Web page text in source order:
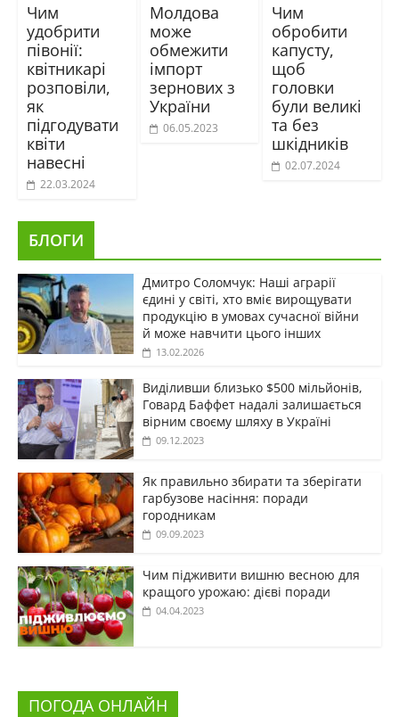
Чим
удобрити
півонії:
квітникарі
розповіли,
як
підгодувати
квіти
навесні
22.03.2024
Молдова
може
обмежити
імпорт
зернових з
України
06.05.2023
Чим
обробити
капусту,
щоб
головки
були великі
та без
шкідників
02.07.2024
БЛОГИ
Дмитро Соломчук: Наші аграрії
єдині у світі, хто вміє вирощувати
продукцію в умовах сучасної війни
й може навчити цього інших
13.02.2026
Виділивши близько $500 мільйонів,
Говард Баффет надалі залишається
вірним своєму шляху в Україні
09.12.2023
Як правильно збирати та зберігати
гарбузове насіння: поради
городникам
09.09.2023
Чим підживити вишню весною для
кращого урожаю: дієві поради
04.04.2023
ПОГОДА ОНЛАЙН